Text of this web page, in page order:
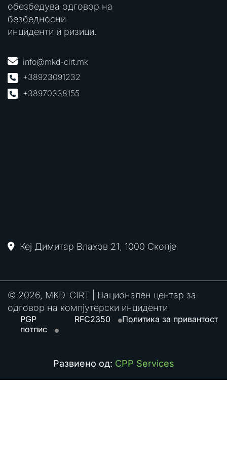
обезбедува одговор на
безбедносни
инциденти и ризици.
info@mkd-cirt.mk
+38923091232
+38970338155
Кеј Димитар Влахов 21, 1000 Скопје
© 2026, MKD-CIRT | Национален центар за
одговор на компјутерски инциденти
PGP
потпис
RFC2350 Политика за привантост
Развиено од: CPP Services